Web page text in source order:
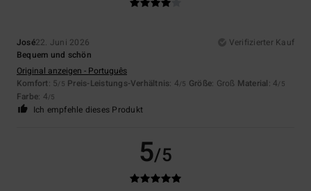
José22. Juni 2026
Verifizierter Kauf
Bequem und schön
Original anzeigen - Português
Komfort: 5/5 Preis-Leistungs-Verhältnis: 4/5 Größe: Groß Material: 4/5
Farbe: 4/5
Ich empfehle dieses Produkt
5/5